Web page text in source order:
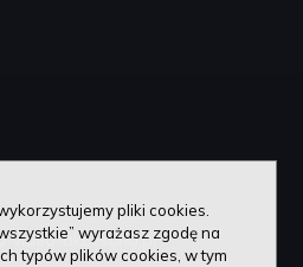
video-akcesoria.pl
pliki cookies.
wyrażasz zgodę na
typów plików cookies, w tym